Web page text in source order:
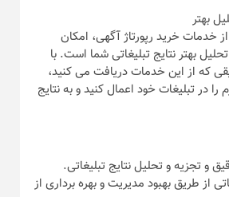
خدمات خرید رپورتاژ آگهی، امکان
بهتر نتایج تبلیغاتی شما است. با
که از این خدمات دریافت می‌ کنید،
را در تبلیغات خود اعمال کنید و به نتایج
و تجزیه و تحلیل نتایج تبلیغاتی.
از طریق بهبود مدیریت و بهره‌ برداری از